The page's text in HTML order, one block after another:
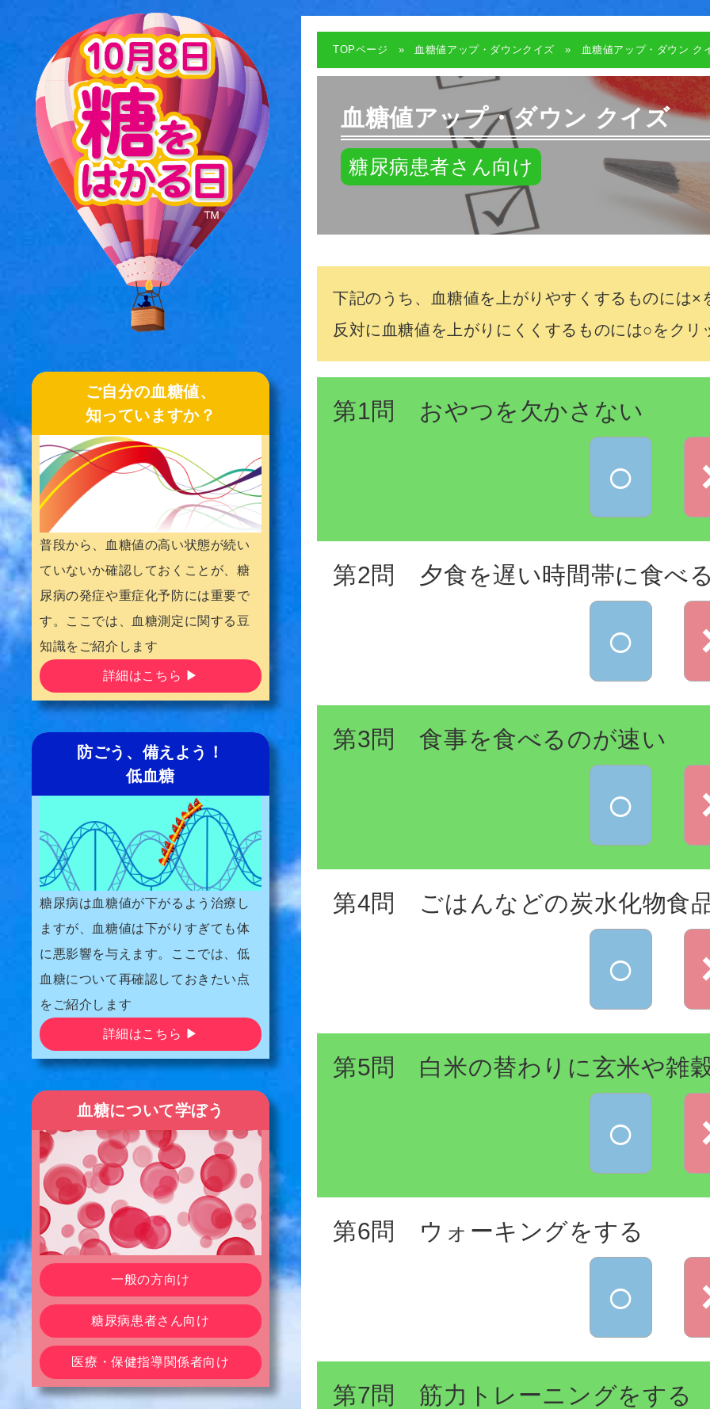
ご自分の血糖値、
知っていますか？
普段から、血糖値の高い状態が続い
ていないか確認しておくことが、糖
尿病の発症や重症化予防には重要で
す。ここでは、血糖測定に関する豆
知識をご紹介します
詳細はこちら ▶
防ごう、備えよう！
低血糖
糖尿病は血糖値が下がるよう治療し
ますが、血糖値は下がりすぎても体
に悪影響を与えます。ここでは、低
血糖について再確認しておきたい点
をご紹介します
詳細はこちら ▶
血糖について学ぼう
一般の方向け
糖尿病患者さん向け
医療・保健指導関係者向け
TOPページ 血糖値アップ・ダウンクイズ 血糖値アップ・ダウン
血糖値アップ・ダウン クイズ
糖尿病患者さん向け
下記のうち、血糖値を上がりやすくするものには×
反対に血糖値を上がりにくくするものには○をクリ
第1問 おやつを欠かさない
○
第2問 夕食を遅い時間帯に食べ
○
第3問 食事を食べるのが速い
○
第4問 ごはんなどの炭水化物食
○
第5問 白米の替わりに玄米や雑
○
第6問 ウォーキングをする
○
第7問 筋力トレーニングをする